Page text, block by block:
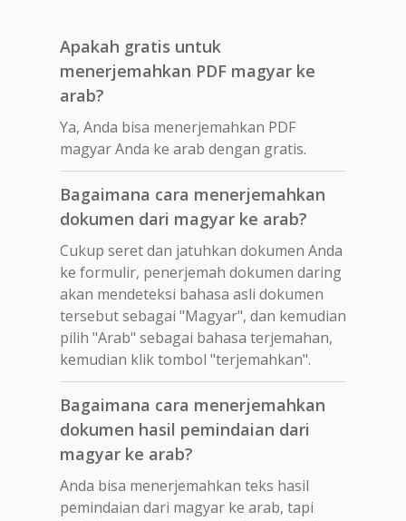
Apakah gratis untuk
menerjemahkan PDF magyar ke
arab?
Ya, Anda bisa menerjemahkan PDF
magyar Anda ke arab dengan gratis.
Bagaimana cara menerjemahkan
dokumen dari magyar ke arab?
Cukup seret dan jatuhkan dokumen Anda
ke formulir, penerjemah dokumen daring
akan mendeteksi bahasa asli dokumen
tersebut sebagai "Magyar", dan kemudian
pilih "Arab" sebagai bahasa terjemahan,
kemudian klik tombol "terjemahkan".
Bagaimana cara menerjemahkan
dokumen hasil pemindaian dari
magyar ke arab?
Anda bisa menerjemahkan teks hasil
pemindaian dari magyar ke arab, tapi